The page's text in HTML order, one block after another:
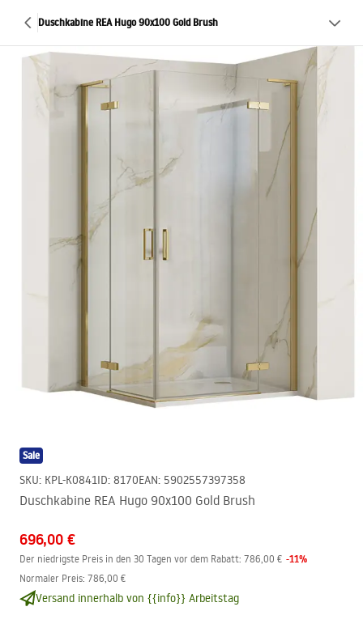
Duschkabine REA Hugo 90x100 Gold Brush
Sale
SKU: KPL-K0841ID: 8170EAN: 5902557397358
Duschkabine REA Hugo 90x100 Gold Brush
696,00 €
Der niedrigste Preis in den 30 Tagen vor dem Rabatt: 786,00 € -11%
Normaler Preis: 786,00 €
Versand innerhalb von {{info}} Arbeitstag